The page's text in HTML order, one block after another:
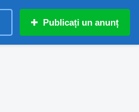
Publicați un anunț